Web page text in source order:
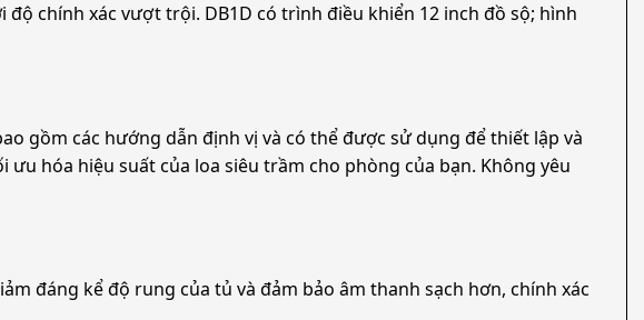
chính xác vượt trội. DB1D có trình điều khiển 12 inch đồ sộ; hình
gồm các hướng dẫn định vị và có thể được sử dụng để thiết lập và
hóa hiệu suất của loa siêu trầm cho phòng của bạn. Không yêu
đáng kể độ rung của tủ và đảm bảo âm thanh sạch hơn, chính xác